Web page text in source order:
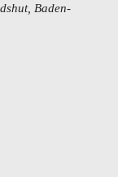
Baden-